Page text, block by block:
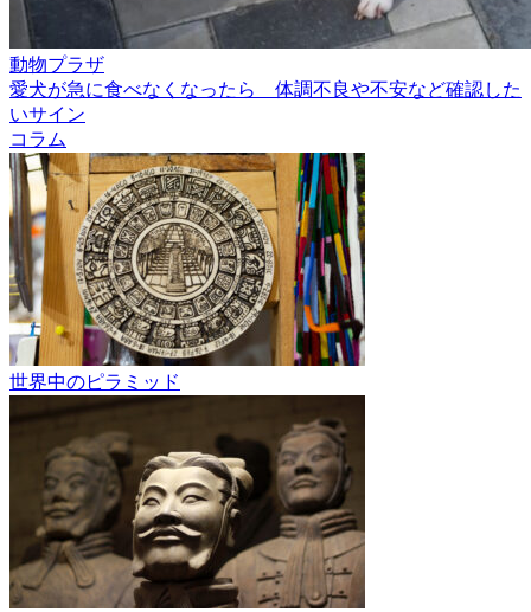
動物プラザ
愛犬が急に食べなくなったら 体調不良や不安など確認した
いサイン
コラム
世界中のピラミッド